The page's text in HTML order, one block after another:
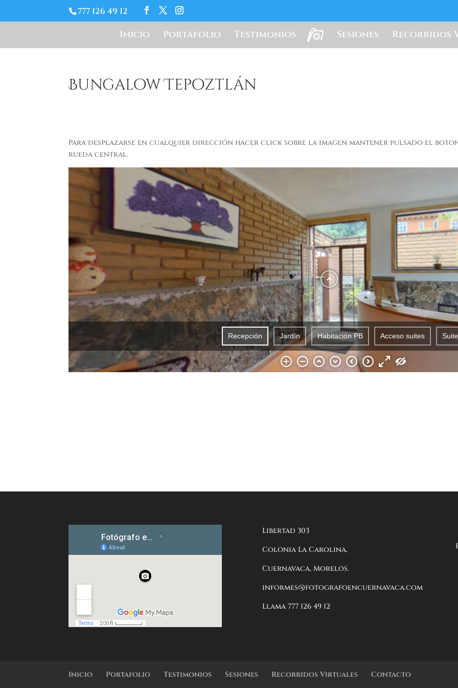
777 126 49 12
Inicio Portafolio Testimonios Sesiones Recorridos
Bungalow Tepoztlán
Para desplazarse en cualquier dirección hacer click sobre la imagen mantener pulsado el
rueda central.
Libertad 303
Colonia La Carolina,
Cuernavaca, Morelos.
informes@fotografoencuernavaca.com
Llama 777 126 49 12
Inicio Portafolio Testimonios Sesiones Recorridos Virtuales Contacto